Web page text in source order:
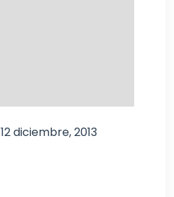
12 diciembre, 2013